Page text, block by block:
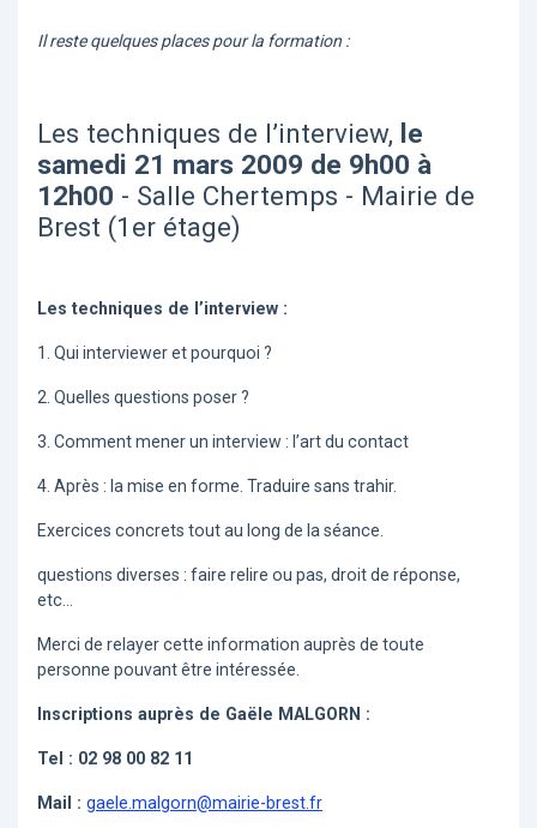
Il reste quelques places pour la formation :
Les techniques de l’interview, le
samedi 21 mars 2009 de 9h00 à
12h00 - Salle Chertemps - Mairie de
Brest (1er étage)
Les techniques de l’interview :
1. Qui interviewer et pourquoi ?
2. Quelles questions poser ?
3. Comment mener un interview : l’art du contact
4. Après : la mise en forme. Traduire sans trahir.
Exercices concrets tout au long de la séance.
questions diverses : faire relire ou pas, droit de réponse,
etc…
Merci de relayer cette information auprès de toute
personne pouvant être intéressée.
Inscriptions auprès de Gaële MALGORN :
Tel : 02 98 00 82 11
Mail : gaele.malgorn@mairie-brest.fr